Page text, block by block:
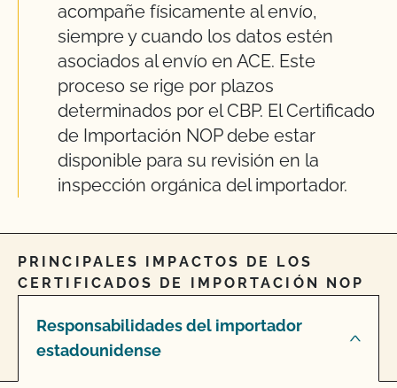
acompañe físicamente al envío,
siempre y cuando los datos estén
asociados al envío en ACE. Este
proceso se rige por plazos
determinados por el CBP. El Certificado
de Importación NOP debe estar
disponible para su revisión en la
inspección orgánica del importador.
PRINCIPALES IMPACTOS DE LOS
CERTIFICADOS DE IMPORTACIÓN NOP
Responsabilidades del importador
estadounidense